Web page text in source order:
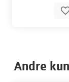
Andre